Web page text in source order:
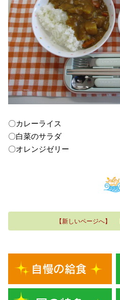
入園案内
子育て支援
未就園児教室
課外授業
〇カレーライス
〇白菜のサラダ
〇オレンジゼリー
【新しいページへ】